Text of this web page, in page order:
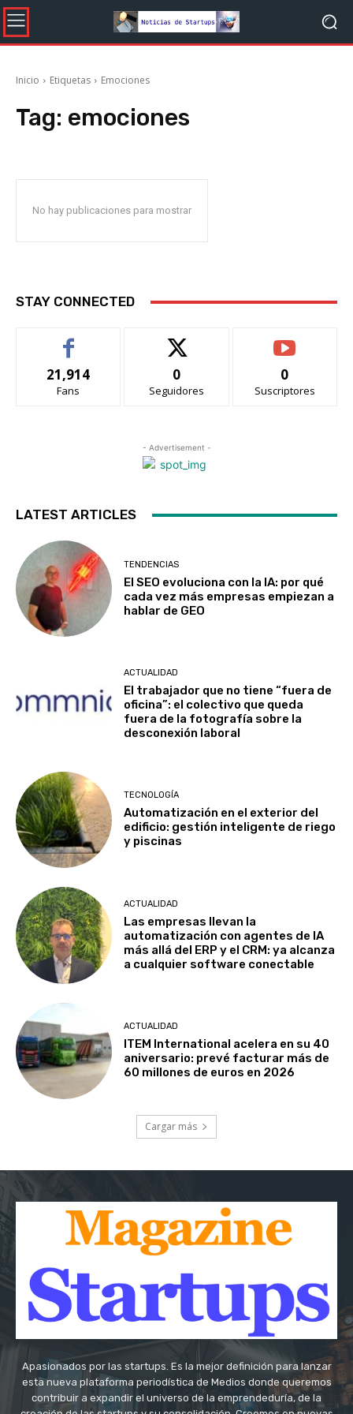
Inicio Etiquetas Emociones
Tag: emociones
No hay publicaciones para mostrar
STAY CONNECTED
21,914
Fans
0
Seguidores
0
Suscriptores
- Advertisement -
LATEST ARTICLES
TENDENCIAS
El SEO evoluciona con la IA: por qué
cada vez más empresas empiezan a
hablar de GEO
ACTUALIDAD
El trabajador que no tiene “fuera de
oficina”: el colectivo que queda
fuera de la fotografía sobre la
desconexión laboral
TECNOLOGÍA
Automatización en el exterior del
edificio: gestión inteligente de riego
y piscinas
ACTUALIDAD
Las empresas llevan la
automatización con agentes de IA
más allá del ERP y el CRM: ya alcanza
a cualquier software conectable
ACTUALIDAD
ITEM International acelera en su 40
aniversario: prevé facturar más de
60 millones de euros en 2026
Cargar más
Apasionados por las startups. Es la mejor definición para lanzar
esta nueva plataforma periodística de Medios donde queremos
contribuir a expandir el universo de la emprendeduría, de la